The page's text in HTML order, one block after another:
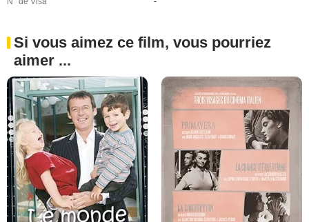
Si vous aimez ce film, vous pourriez
aimer ...